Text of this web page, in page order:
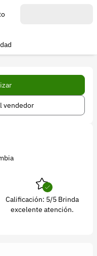
vendedor
Calificación: 5/5 Brinda
excelente atención.